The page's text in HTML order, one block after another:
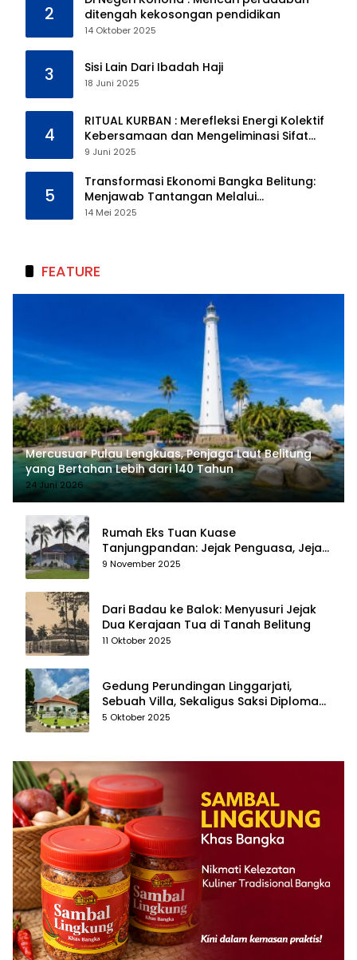
2
ditengah kekosongan pendidikan
14 Oktober 2025
3 Sisi Lain Dari Ibadah Haji
18 Juni 2025
4
RITUAL KURBAN : Merefleksi Energi Kolektif
Kebersamaan dan Mengeliminasi Sifat
Kebinatangan Manusia
9 Juni 2025
5
Transformasi Ekonomi Bangka Belitung:
Menjawab Tantangan Melalui
Pengelolaan Sumber Daya Alam yang
14 Mei 2025
FEATURE
Mercusuar Pulau Lengkuas, Penjaga Laut Belitung
yang Bertahan Lebih dari 140 Tahun
24 Juni 2026
Rumah Eks Tuan Kuase
Tanjungpandan: Jejak Penguasa, Jejak
Kenangan
9 November 2025
Dari Badau ke Balok: Menyusuri Jejak
Dua Kerajaan Tua di Tanah Belitung
11 Oktober 2025
Gedung Perundingan Linggarjati,
Sebuah Villa, Sekaligus Saksi Diplomasi
yang Mengubah Arah Bangsa
5 Oktober 2025